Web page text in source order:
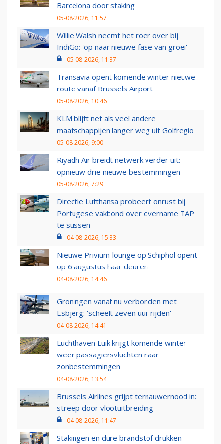
Barcelona door staking
05-08-2026, 11:57
Willie Walsh neemt het roer over bij
IndiGo: 'op naar nieuwe fase van groei'
05-08-2026, 11:37
Transavia opent komende winter nieuwe
route vanaf Brussels Airport
05-08-2026, 10:46
KLM blijft net als veel andere
maatschappijen langer weg uit Golfregio
05-08-2026, 9:00
Riyadh Air breidt netwerk verder uit:
opnieuw drie nieuwe bestemmingen
05-08-2026, 7:29
Directie Lufthansa probeert onrust bij
Portugese vakbond over overname TAP
te sussen
04-08-2026, 15:33
Nieuwe Privium-lounge op Schiphol opent
op 6 augustus haar deuren
04-08-2026, 14:46
Groningen vanaf nu verbonden met
Esbjerg: 'scheelt zeven uur rijden'
04-08-2026, 14:41
Luchthaven Luik krijgt komende winter
weer passagiersvluchten naar
zonbestemmingen
04-08-2026, 13:54
Brussels Airlines grijpt ternauwernood in:
streep door vlootuitbreiding
04-08-2026, 11:47
Stakingen en dure brandstof drukken